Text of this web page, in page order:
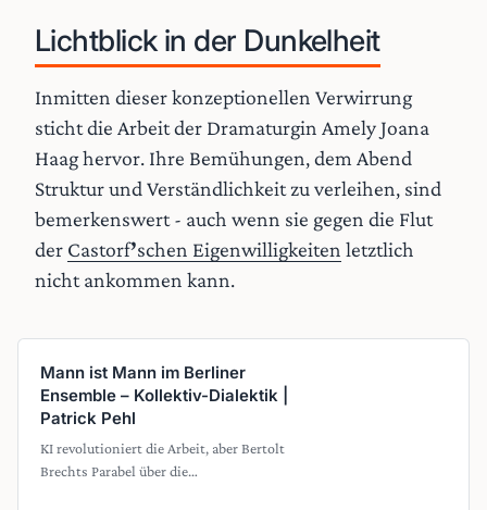
Lichtblick in der Dunkelheit
Inmitten dieser konzeptionellen Verwirrung
sticht die Arbeit der Dramaturgin Amely Joana
Haag hervor. Ihre Bemühungen, dem Abend
Struktur und Verständlichkeit zu verleihen, sind
bemerkenswert - auch wenn sie gegen die Flut
der Castorf’schen Eigenwilligkeiten letztlich
nicht ankommen kann.
Mann ist Mann im Berliner
Ensemble – Kollektiv-Dialektik |
Patrick Pehl
KI revolutioniert die Arbeit, aber Bertolt
Brechts Parabel über die